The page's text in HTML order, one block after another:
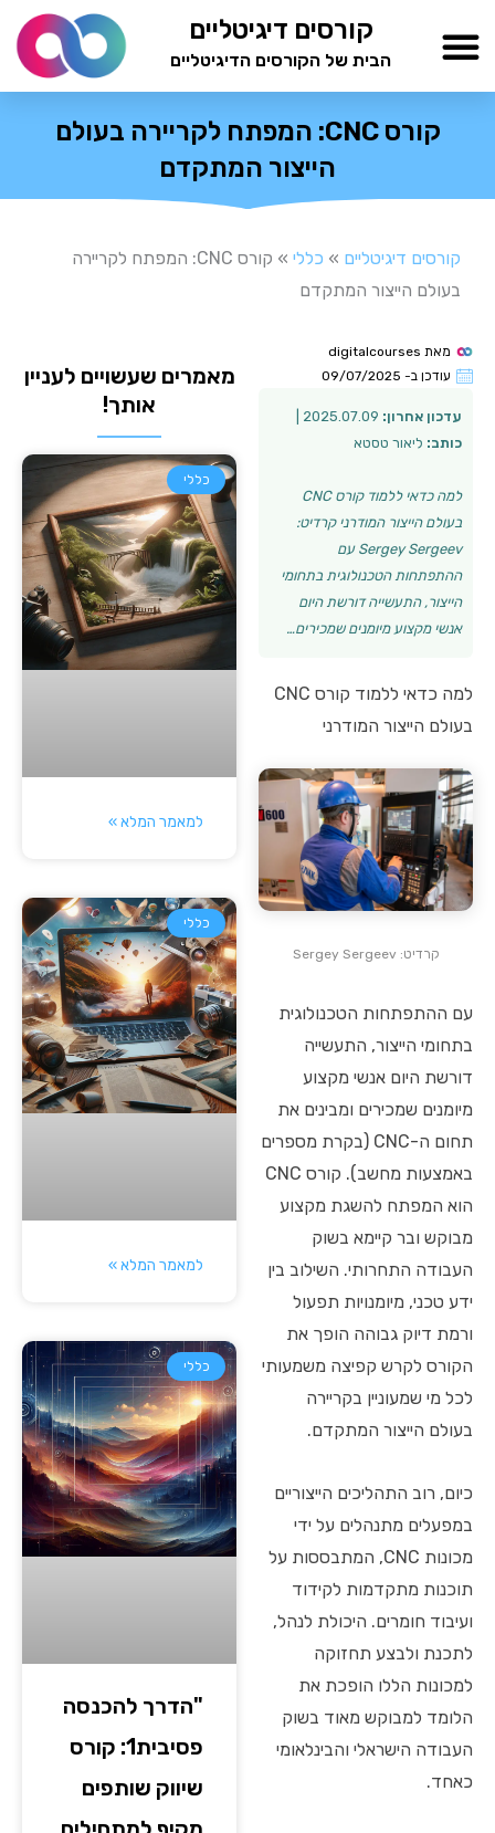
לתוכן
קורסים דיגיטליים
הבית של הקורסים הדיגיטליים
קורס CNC: המפתח לקריירה בעולם
הייצור המתקדם
קורסים דיגיטליים » כללי »
קורס CNC: המפתח לקריירה
בעולם הייצור המתקדם
מאת
עודכן ב- 09/07/2025
עדכון אחרון:
כותב: ליאור טסטא
למה כדאי ללמוד קורס CNC
בעולם הייצור המודרני קרדיט:
Sergey Sergeev עם
ההתפתחות הטכנולוגית בתחומי
הייצור, התעשייה דורשת היום
אנשי מקצוע מיומנים שמכירים…
למה כדאי ללמוד קורס CNC
בעולם הייצור המודרני
קרדיט: Sergey Sergeev
עם ההתפתחות הטכנולוגית
בתחומי הייצור, התעשייה
דורשת היום אנשי מקצוע
מיומנים שמכירים ומבינים את
תחום ה-CNC (בקרת מספרים
באמצעות מחשב). קורס CNC
הוא המפתח להשגת מקצוע
מבוקש ובר קיימא בשוק
העבודה התחרותי. השילוב בין
ידע טכני, מיומנויות תפעול
ורמת דיוק גבוהה הופך את
הקורס לקרש קפיצה משמעותי
לכל מי שמעוניין בקריירה
בעולם הייצור המתקדם.
כיום, רוב התהליכים הייצוריים
במפעלים מתנהלים על ידי
מכונות CNC, המתבססות על
תוכנות מתקדמות לקידוד
ועיבוד חומרים. היכולת לנהל,
לתכנת ולבצע תחזוקה
למכונות הללו הופכת את
הלומד למבוקש מאוד בשוק
העבודה הישראלי והבינלאומי
כאחד.
מאמרים שעשויים לעניין
אותך!
כללי
למאמר המלא »
כללי
למאמר המלא »
כללי
"הדרך להכנסה
פסיבית1: קורס
שיווק שותפים